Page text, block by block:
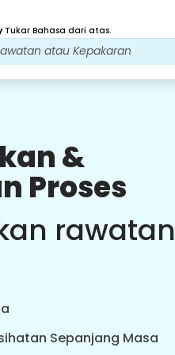
Tukar Bahasa dari atas.
&
Proses
rawatan
Sepanjang Masa